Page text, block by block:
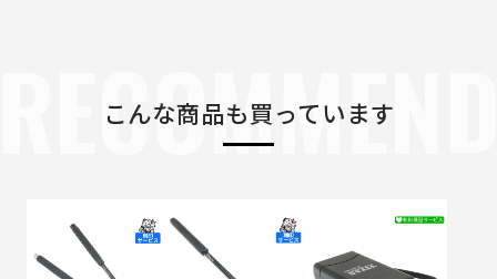
こんな商品も買っています